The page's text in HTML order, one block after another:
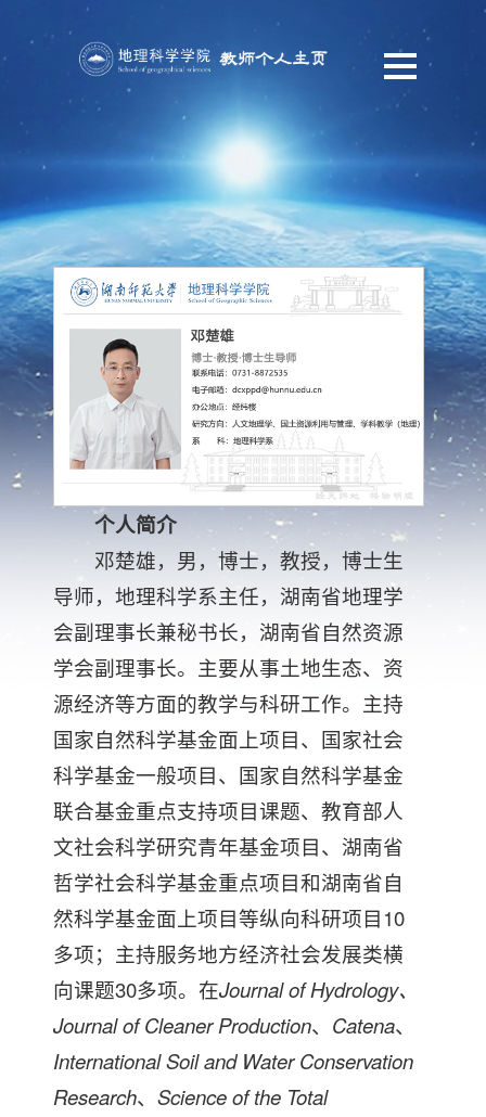
个人简介
邓楚雄，男，博士，教授，博士生
导师，地理科学系主任，湖南省地理学
会副理事长兼秘书长，湖南省自然资源
学会副理事长。主要从事土地生态、资
源经济等方面的教学与科研工作。主持
国家自然科学基金面上项目、国家社会
科学基金一般项目、国家自然科学基金
联合基金重点支持项目课题、教育部人
文社会科学研究青年基金项目、湖南省
哲学社会科学基金重点项目和湖南省自
然科学基金面上项目等纵向科研项目10
多项；主持服务地方经济社会发展类横
向课题30多项。在Journal of Hydrology、
Journal of Cleaner Production、 Catena、
International Soil and Water Conservation
Research、Science of the Total